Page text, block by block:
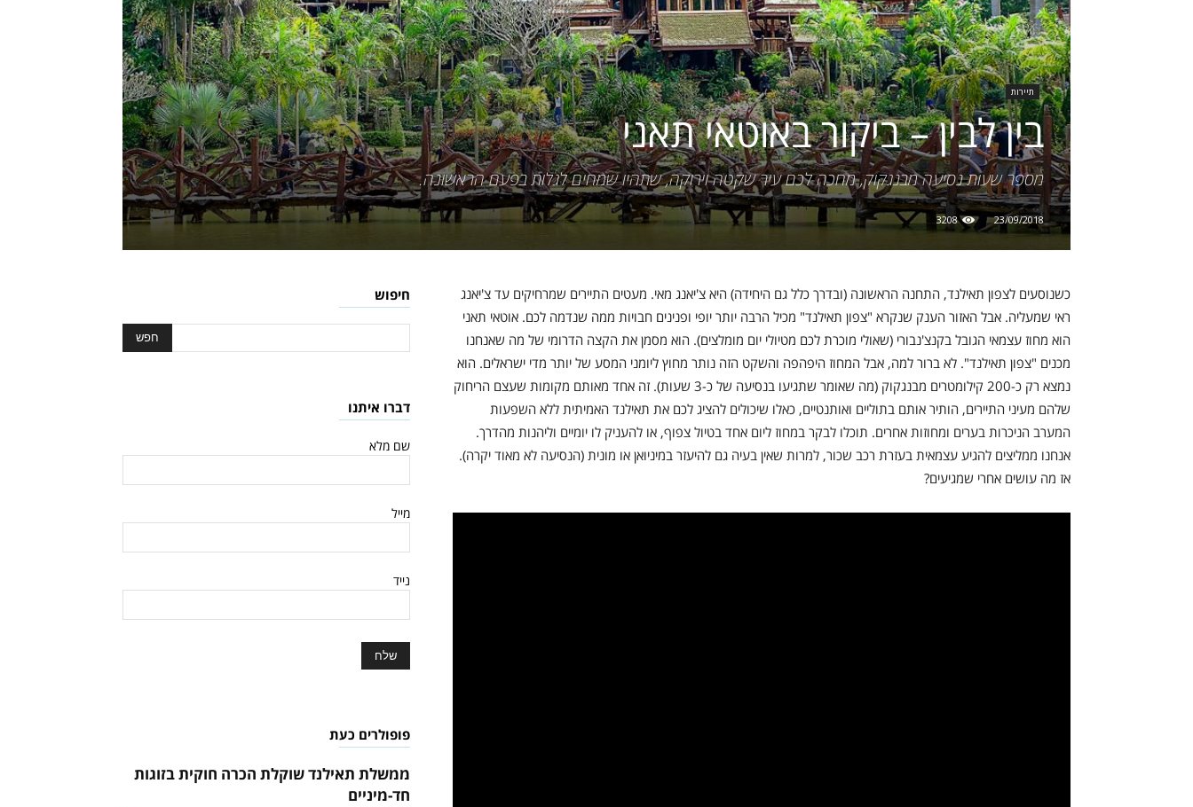
תיירות
בין לבין – ביקור באוטאי תאני
מספר שעות נסיעה מבנגקוק, מחכה לכם עיר שקטה וירוקה, שתהיו שמחים לגלות בפעם הראשונה.
23/09/2018
3208
כשנוסעים לצפון תאילנד, התחנה הראשונה (ובדרך כלל גם היחידה) היא צ'יאנג מאי. מעטים התיירים שמרחיקים עד צ'יאנג
ראי שמעליה. אבל האזור הענק שנקרא "צפון תאילנד" מכיל הרבה יותר יופי ופנינים חבויות ממה שנדמה לכם. אוטאי תאני
הוא מחוז עצמאי הגובל בקנצ'נבורי (שאולי מוכרת לכם מטיולי יום מומלצים). הוא מסמן את הקצה הדרומי של מה שאנחנו
מכנים "צפון תאילנד". לא ברור למה, אבל המחוז היפהפה והשקט הזה נותר מחוץ ליומני המסע של יותר מדי ישראלים. הוא
נמצא רק כ-200 קילומטרים מבנגקוק (מה שאומר שתגיעו בנסיעה של כ-3 שעות). זה אחד מאותם מקומות שעצם הריחוק
שלהם מעיני התיירים, הותיר אותם בתוליים ואותנטיים, כאלו שיכולים להציג לכם את תאילנד האמיתית ללא השפעות
המערב הניכרות בערים ומחוזות אחרים. תוכלו לבקר במחוז ליום אחד בטיול צפוף, או להעניק לו יומיים וליהנות מהדרך.
אנחנו ממליצים להגיע עצמאית בעזרת רכב שכור, למרות שאין בעיה גם להיעזר במיניואן או מונית (הנסיעה לא מאוד יקרה).
אז מה עושים אחרי שמגיעים?
חיפוש
דברו איתנו
שם מלא
מייל
נייד
פופולרים כעת
ממשלת תאילנד שוקלת הכרה חוקית בזוגות
חד-מיניים